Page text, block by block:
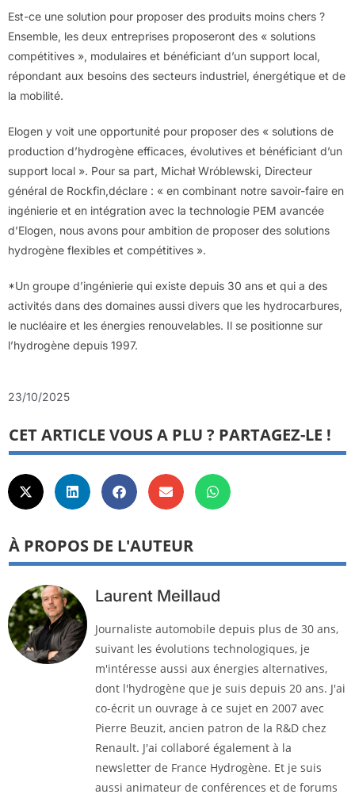
Est-ce une solution pour proposer des produits moins chers ?
Ensemble, les deux entreprises proposeront des « solutions
compétitives », modulaires et bénéficiant d’un support local,
répondant aux besoins des secteurs industriel, énergétique et de
la mobilité.
Elogen y voit une opportunité pour proposer des « solutions de
production d’hydrogène efficaces, évolutives et bénéficiant d’un
support local ». Pour sa part, Michał Wróblewski, Directeur
général de Rockfin,déclare : « en combinant notre savoir-faire en
ingénierie et en intégration avec la technologie PEM avancée
d’Elogen, nous avons pour ambition de proposer des solutions
hydrogène flexibles et compétitives ».
*Un groupe d’ingénierie qui existe depuis 30 ans et qui a des
activités dans des domaines aussi divers que les hydrocarbures,
le nucléaire et les énergies renouvelables. Il se positionne sur
l’hydrogène depuis 1997.
23/10/2025
CET ARTICLE VOUS A PLU ? PARTAGEZ-LE !
À PROPOS DE L'AUTEUR
Laurent Meillaud
Journaliste automobile depuis plus de 30 ans,
suivant les évolutions technologiques, je
m'intéresse aussi aux énergies alternatives,
dont l'hydrogène que je suis depuis 20 ans. J'ai
co-écrit un ouvrage à ce sujet en 2007 avec
Pierre Beuzit, ancien patron de la R&D chez
Renault. J'ai collaboré également à la
newsletter de France Hydrogène. Et je suis
aussi animateur de conférences et de forums